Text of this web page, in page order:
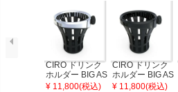
CIRO ドリンク
ホルダー BIG AS
S クローム
¥ 11,800(税込)
CIRO ドリンク
ホルダー BIG AS
S ブラック
¥ 11,800(税込)